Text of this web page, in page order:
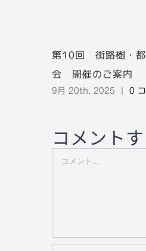
第10回 街路樹・都
会 開催のご案内
9月 20th, 2025 0
コメント
Comment